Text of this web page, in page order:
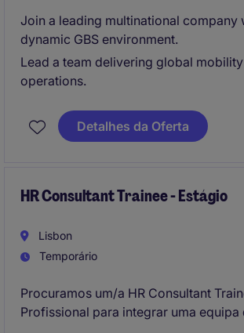
Join a leading multinational company
dynamic GBS environment.
Lead a team delivering global
operations.
Detalhes da Oferta
HR Consultant Trainee - Estágio
Lisbon
Temporário
Procuramos um/a HR Consultant
Profissional para integrar uma equipa